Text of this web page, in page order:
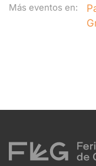
Más eventos en: